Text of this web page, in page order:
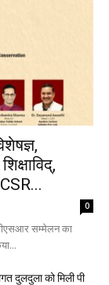
0
सम्मेलन का
दुलदुला को मिली पी